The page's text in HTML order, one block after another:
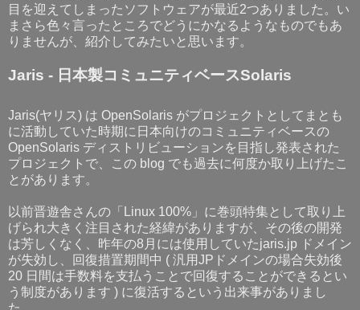
目を迎えてしまったソフトウェアが最近2つありました。い
まさら色々言ったところでどうにかなるようなものでもあ
りませんが、紹介してみたいと思います。
Jaris - 日本製コミュニティベースSolaris
Jaris(ヤリス) は OpenSolaris がプロジェクトとしてまとも
に活動していた時期に日本向けのコミュニティベースの
OpenSolaris ディストリビューションを目指し発表された
プロジェクトで、この blog でも過去に何度か取り上げたこ
とがあります。
以前晋遊舎さんの「Linux 100%」に巻頭特集として取り上
げられ大きく注目された経緯がありますが、その後の開発
は芳しくなく、昨年の8月には使用していたjaris.jp ドメイン
が失効し、回復措置期間中 ( 汎用JPドメインの場合失効後
20 日間は手数料を支払うことで回復することができるとい
う制度があります ) に復活するという出来事がありまし